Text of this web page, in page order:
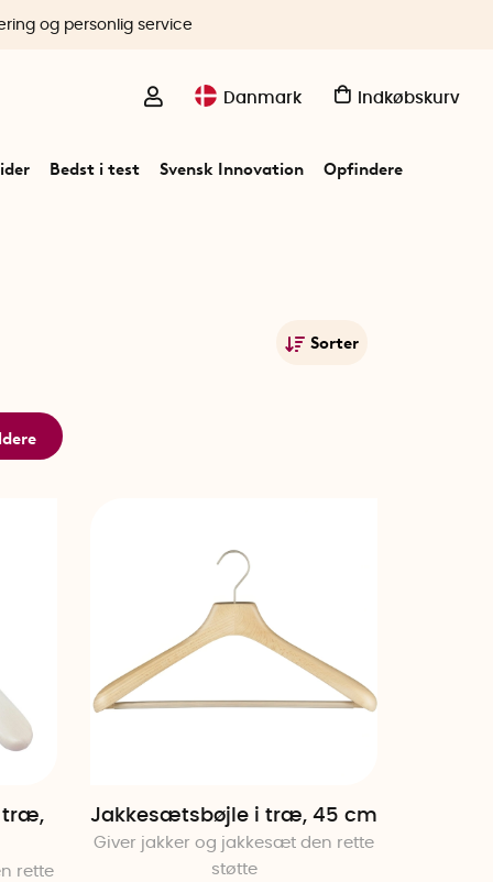
Danmark Indkøbskurv
Bedst i test Svensk Innovation Opfindere
og personlig service
Sorter
Publiceringsdato
træ,
rette
Jakkesætsbøjle i træ, 45 cm
Giver jakker og jakkesæt den rette
støtte